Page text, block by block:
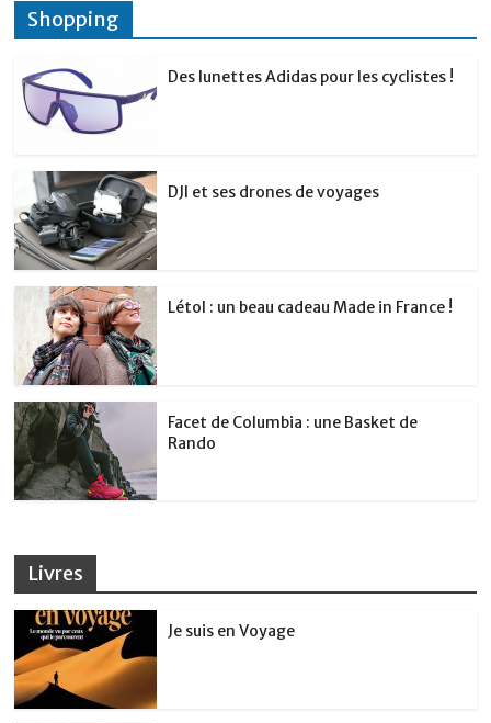
Shopping
Des lunettes Adidas pour les cyclistes !
DJI et ses drones de voyages
Létol : un beau cadeau Made in France !
Facet de Columbia : une Basket de
Rando
Livres
Je suis en Voyage